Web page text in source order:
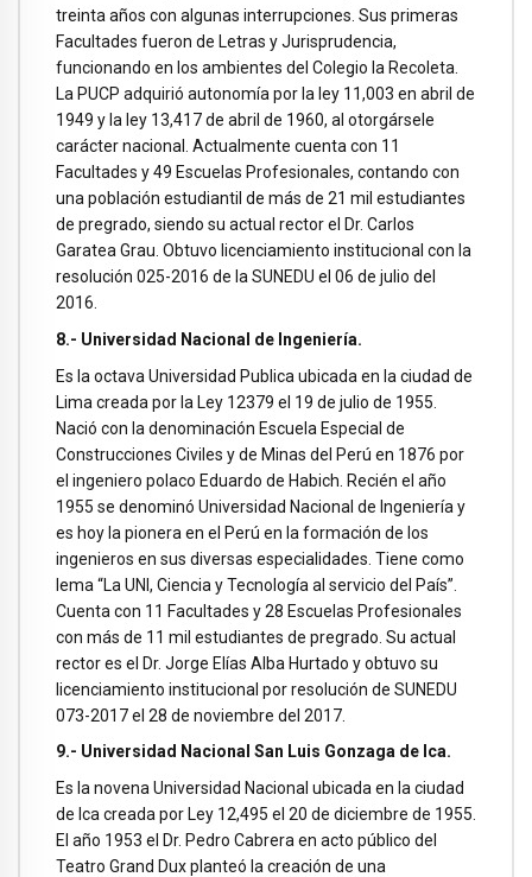
treinta años con algunas interrupciones. Sus primeras
Facultades fueron de Letras y Jurisprudencia,
funcionando en los ambientes del Colegio la Recoleta.
La PUCP adquirió autonomía por la ley 11,003 en abril de
1949 y la ley 13,417 de abril de 1960, al otorgársele
carácter nacional. Actualmente cuenta con 11
Facultades y 49 Escuelas Profesionales, contando con
una población estudiantil de más de 21 mil estudiantes
de pregrado, siendo su actual rector el Dr. Carlos
Garatea Grau. Obtuvo licenciamiento institucional con la
resolución 025-2016 de la SUNEDU el 06 de julio del
2016.
8.- Universidad Nacional de Ingeniería.
Es la octava Universidad Publica ubicada en la ciudad de
Lima creada por la Ley 12379 el 19 de julio de 1955.
Nació con la denominación Escuela Especial de
Construcciones Civiles y de Minas del Perú en 1876 por
el ingeniero polaco Eduardo de Habich. Recién el año
1955 se denominó Universidad Nacional de Ingeniería y
es hoy la pionera en el Perú en la formación de los
ingenieros en sus diversas especialidades. Tiene como
lema “La UNI, Ciencia y Tecnología al servicio del País”.
Cuenta con 11 Facultades y 28 Escuelas Profesionales
con más de 11 mil estudiantes de pregrado. Su actual
rector es el Dr. Jorge Elías Alba Hurtado y obtuvo su
licenciamiento institucional por resolución de SUNEDU
073-2017 el 28 de noviembre del 2017.
9.- Universidad Nacional San Luis Gonzaga de Ica.
Es la novena Universidad Nacional ubicada en la ciudad
de Ica creada por Ley 12,495 el 20 de diciembre de 1955.
El año 1953 el Dr. Pedro Cabrera en acto público del
Teatro Grand Dux planteó la creación de una